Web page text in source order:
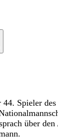
Spieler
über